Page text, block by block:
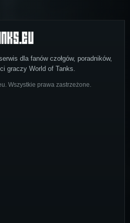
dla fanów czołgów, poradników,
graczy World of Tanks.
Wszystkie prawa zastrzeżone.